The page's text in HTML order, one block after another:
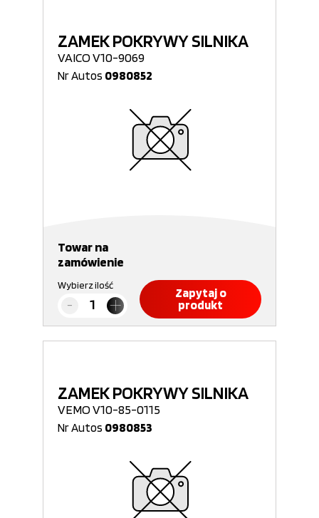
ZAMEK POKRYWY SILNIKA
VAICO V10-9069
Nr Autos 0980852
Towar na
zamówienie
Wybierz ilość
Zapytaj o
produkt
ZAMEK POKRYWY SILNIKA
VEMO V10-85-0115
Nr Autos 0980853